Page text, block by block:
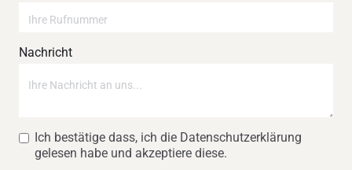
Nachricht
Ich bestätige dass, ich die Datenschutzerklärung
gelesen habe und akzeptiere diese.